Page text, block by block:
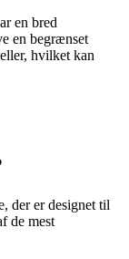
en bred
en begrænset
hvilket kan
der er designet til
de mest